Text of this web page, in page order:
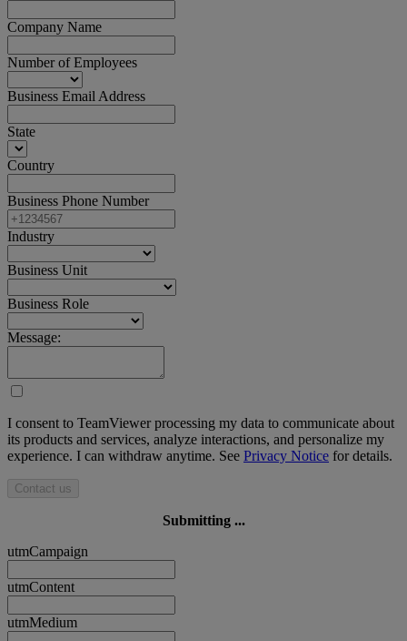
Company Name
Number of Employees
Business Email Address
State
Country
Business Phone Number
Industry
Business Unit
Business Role
Message:
I consent to TeamViewer processing my data to communicate about
its products and services, analyze interactions, and personalize my
experience. I can withdraw anytime. See Privacy Notice for details.
Contact us
Submitting ...
utmCampaign
utmContent
utmMedium